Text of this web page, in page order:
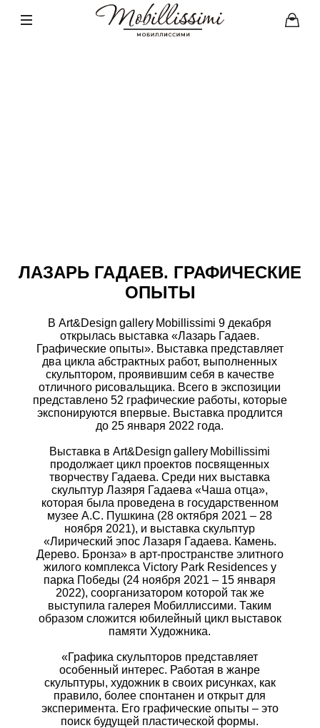
ЛАЗАРЬ ГАДАЕВ. ГРАФИЧЕСКИЕ
ОПЫТЫ
В Art&Design gallery Mobillissimi 9 декабря
открылась выставка «Лазарь Гадаев.
Графические опыты». Выставка представляет
два цикла абстрактных работ, выполненных
скульптором, проявившим себя в качестве
отличного рисовальщика. Всего в экспозиции
представлено 52 графические работы, которые
экспонируются впервые. Выставка продлится
до 25 января 2022 года.
Выставка в Art&Design gallery Mobillissimi
продолжает цикл проектов посвященных
творчеству Гадаева. Среди них выставка
скульптур Лазяря Гадаева «Чаша отца»,
которая была проведена в государственном
музее А.С. Пушкина (28 октября 2021 – 28
ноября 2021), и выставка скульптур
«Лирический эпос Лазаря Гадаева. Камень.
Дерево. Бронза» в арт-пространстве элитного
жилого комплекса Victory Park Residences у
парка Победы (24 ноября 2021 – 15 января
2022), соорганизатором которой так же
выступила галерея Мобиллиссими. Таким
образом сложится юбилейный цикл выставок
памяти Художника.
«Графика скульпторов представляет
особенный интерес. Работая в жанре
скульптуры, художник в своих рисунках, как
правило, более спонтанен и открыт для
эксперимента. Его графические опыты – это
поиск будущей пластической формы.